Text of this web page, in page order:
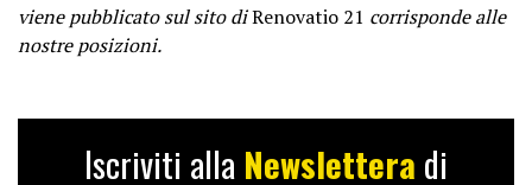
viene pubblicato sul sito diRenovatio 21 corrisponde alle
nostre posizioni.
Iscriviti alla Newslettera di